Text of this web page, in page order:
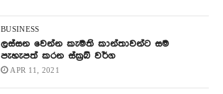
BUSINESS
ලස්සන වෙන්න කැමති කාන්තාවන්ට සම
පැහැපත් කරන ස්ක්‍රබ් වර්ග
APR 11, 2021